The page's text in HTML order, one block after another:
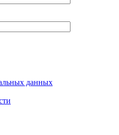
данных